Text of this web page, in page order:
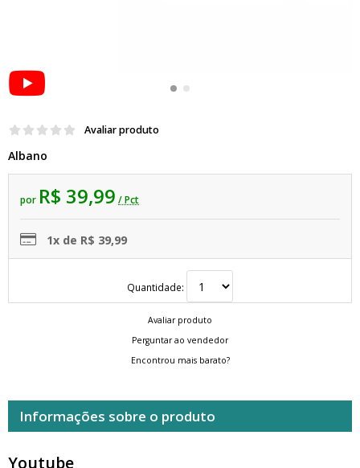
Avaliar produto
Albano
por R$ 39,99 / Pct
1x de R$ 39,99
Quantidade:
Avaliar produto
Perguntar ao vendedor
Encontrou mais barato?
Informações sobre o produto
Youtube